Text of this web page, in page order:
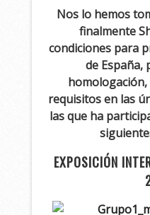
Nos lo hemos
finalmente
condiciones para
de España,
requisitos en las
las que ha
EXPOSICIÓN